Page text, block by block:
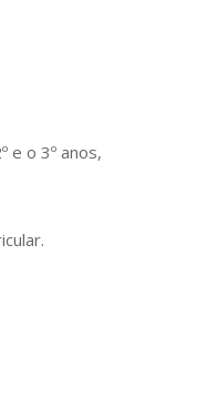
e o 3º anos,